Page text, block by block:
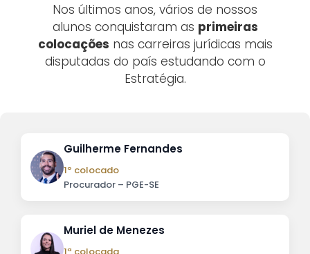
Nos últimos anos, vários de nossos
alunos conquistaram as primeiras
colocações nas carreiras jurídicas mais
disputadas do país estudando com o
Estratégia.
Guilherme Fernandes
1º colocado
Procurador – PGE-SE
Muriel de Menezes